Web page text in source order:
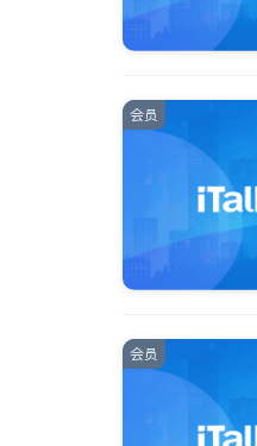
会员
会员